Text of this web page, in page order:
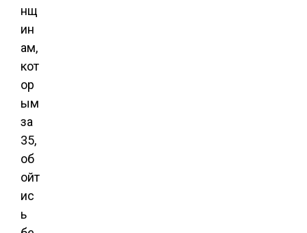
нщ
ин
ам,
кот
ор
ым
за
35,
об
ойт
ис
ь